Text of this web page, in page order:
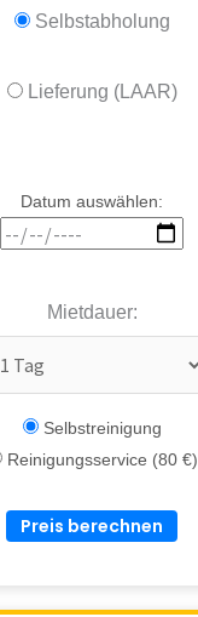
Selbstabholung
Lieferung (LAAR)
Datum auswählen:
Mietdauer:
Selbstreinigung
Reinigungsservice (80 €)
Preis berechnen